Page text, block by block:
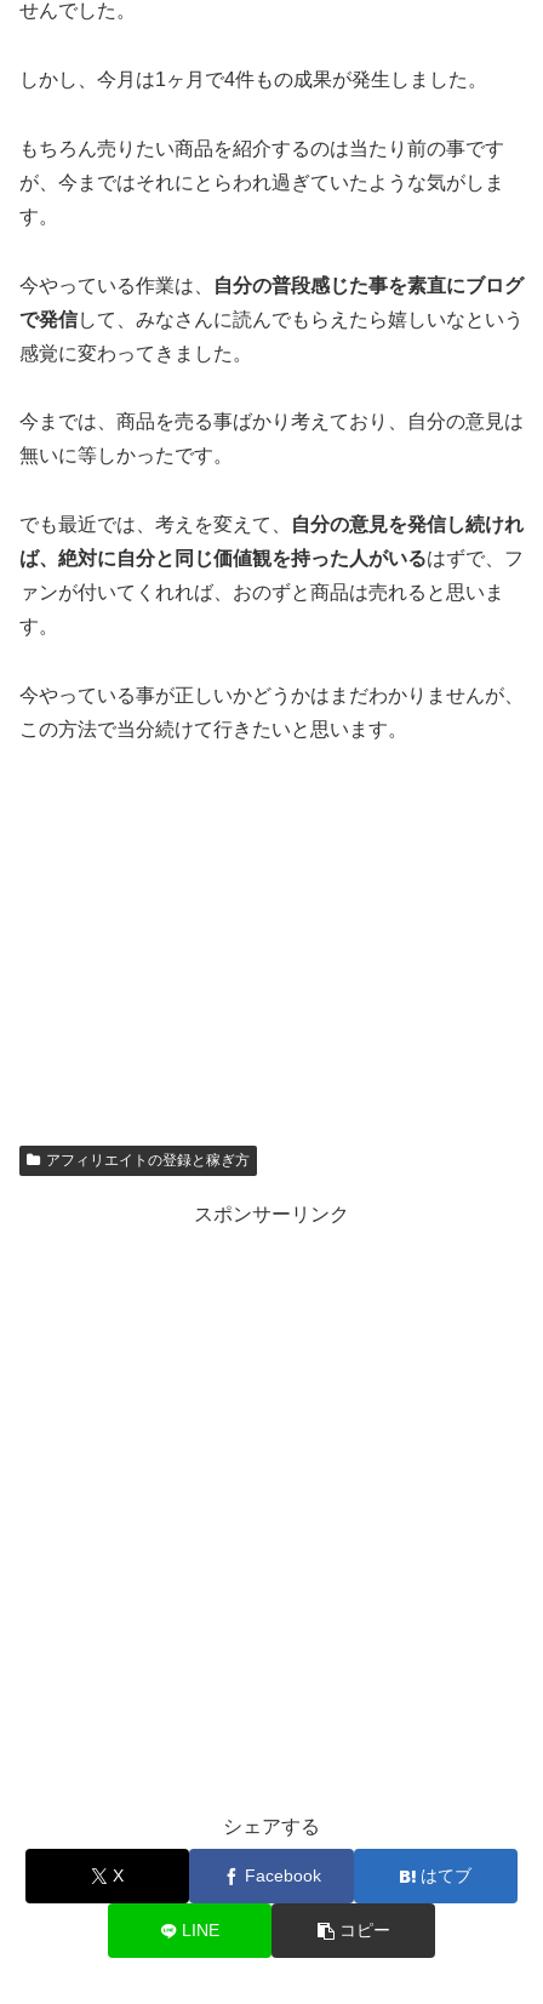
せんでした。
しかし、今月は1ヶ月で4件もの成果が発生しました。
もちろん売りたい商品を紹介するのは当たり前の事です
が、今まではそれにとらわれ過ぎていたような気がしま
す。
今やっている作業は、
自分の普段感じた事を素直にブログ
で発信して、みなさんに読んでもらえたら嬉しいなという
感覚に変わってきました。
今までは、商品を売る事ばかり考えており、自分の意見は
無いに等しかったです。
でも最近では、考えを変えて、
自分の意見を発信し続けれ
ば、絶対に自分と同じ価値観を持った人がいるはずで、フ
ァンが付いてくれれば、おのずと商品は売れると思いま
す。
今やっている事が正しいかどうかはまだわかりませんが、
この方法で当分続けて行きたいと思います。
アフィリエイトの登録と稼ぎ方
スポンサーリンク
シェアする
X Facebook はてブ
LINE コピー